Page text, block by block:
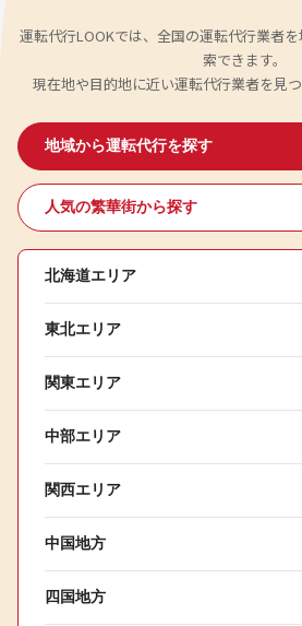
運転代行LOOKでは、全国の運転代行業者
索できます。
現在地や目的地に近い運転代行業者を見つ
地域から運転代行を探す
人気の繁華街から探す
北海道エリア
東北エリア
関東エリア
中部エリア
関西エリア
中国地方
四国地方